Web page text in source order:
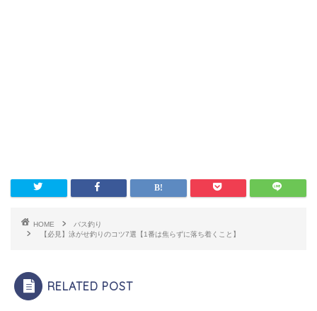
HOME
バス釣り
【必見】泳がせ釣りのコツ7選【1番は焦らずに落ち着くこと】
RELATED POST